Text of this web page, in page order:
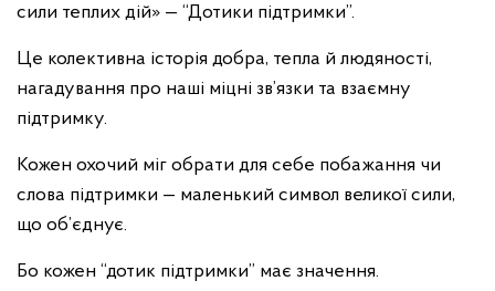
сили теплих дій» — “Дотики підтримки”.
Це колективна історія добра, тепла й людяності,
нагадування про наші міцні зв’язки та взаємну
підтримку.
Кожен охочий міг обрати для себе побажання чи
слова підтримки — маленький символ великої сили,
що об’єднує.
Бо кожен “дотик підтримки” має значення.